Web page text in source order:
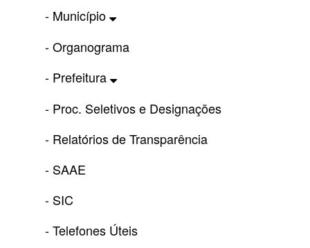
- Município
- Organograma
- Prefeitura
- Proc. Seletivos e Designações
- Relatórios de Transparência
- SAAE
- SIC
- Telefones Úteis